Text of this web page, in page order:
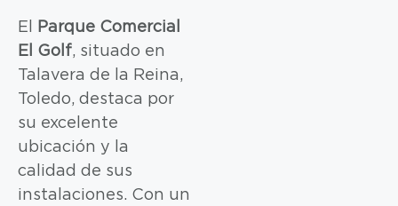
El
Parque Comercial
El Golf, situado en
Talavera de la Reina,
Toledo, destaca por
su excelente
ubicación y la
calidad de sus
instalaciones. Con un